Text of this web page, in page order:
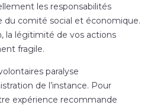
les responsabilités
du comité social et économique.
la légitimité de vos actions
fragile.
paralyse
de l’instance. Pour
expérience recommande